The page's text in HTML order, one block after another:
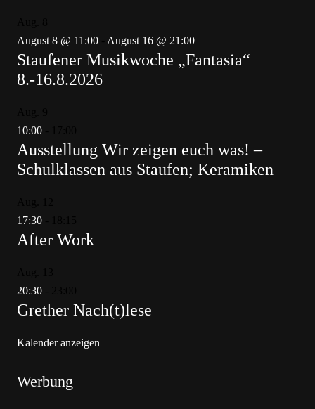
August 8 @ 11:00
August 16 @ 21:00
Staufener Musikwoche „Fantasia“
8.-16.8.2026
10:00
Ausstellung Wir zeigen euch was! –
Schulklassen aus Staufen; Keramiken
17:30
After Work
20:30
Grether Nach(t)lese
Kalender anzeigen
Werbung